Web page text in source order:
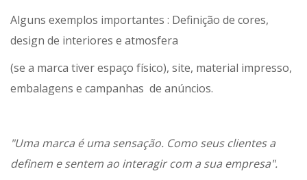
Alguns exemplos importantes : Definição de cores,
design de interiores e atmosfera
(se a marca tiver espaço físico), site, material impresso,
embalagens e campanhas de anúncios.
"Uma marca é uma sensação. Como seus clientes a
definem e sentem ao interagir com a sua empresa".